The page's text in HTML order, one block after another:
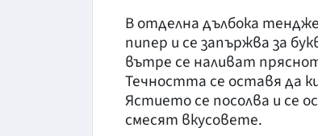
В отделна дълбока
пипер и се запържва за
вътре се наливат
Течността се оставя да
Ястието се посолва и се
смесят вкусовете.